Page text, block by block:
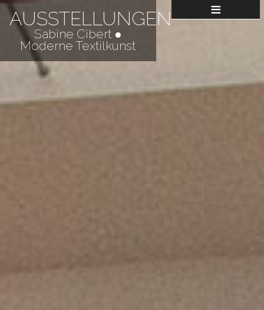
≡
AUSSTELLUNGEN
Sabine Cibert ●
Moderne Textilkunst